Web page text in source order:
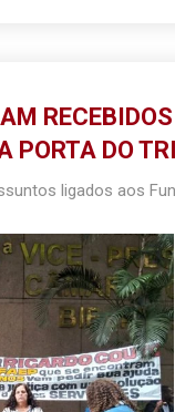
PORTA DO
ligados aos